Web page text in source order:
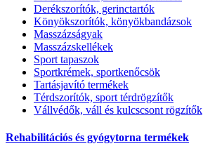
Derékszorítók, gerinctartók
Könyökszorítók, könyökbandázsok
Masszázságyak
Masszázskellékek
Sport tapaszok
Sportkrémek, sportkenőcsök
Tartásjavító termékek
Térdszorítók, sport térdrögzítők
Vállvédők, váll és kulcscsont rögzítők
Rehabilitációs és gyógytorna termékek